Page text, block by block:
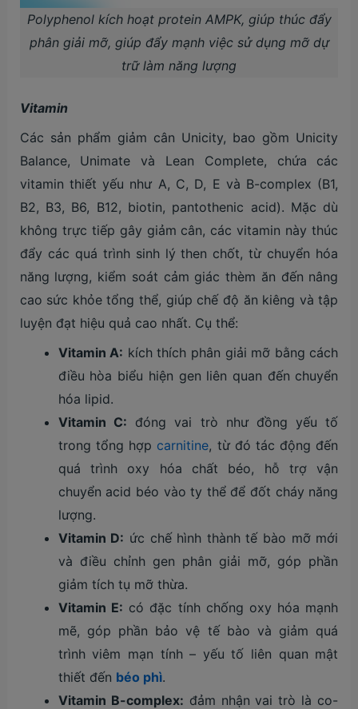
Polyphenol kích hoạt protein AMPK, giúp thúc đẩy
phân giải mỡ, giúp đẩy mạnh việc sử dụng mỡ dự
trữ làm năng lượng
Vitamin
Các sản phẩm giảm cân Unicity, bao gồm Unicity
Balance, Unimate và Lean Complete, chứa các
vitamin thiết yếu như A, C, D, E và B-complex (B1,
B2, B3, B6, B12, biotin, pantothenic acid). Mặc dù
không trực tiếp gây giảm cân, các vitamin này thúc
đẩy các quá trình sinh lý then chốt, từ chuyển hóa
năng lượng, kiểm soát cảm giác thèm ăn đến nâng
cao sức khỏe tổng thể, giúp chế độ ăn kiêng và tập
luyện đạt hiệu quả cao nhất. Cụ thể:
Vitamin A: kích thích phân giải mỡ bằng cách
điều hòa biểu hiện gen liên quan đến chuyển
hóa lipid.
Vitamin C: đóng vai trò như đồng yếu tố
trong tổng hợp carnitine, từ đó tác động đến
quá trình oxy hóa chất béo, hỗ trợ vận
chuyển acid béo vào ty thể để đốt cháy năng
lượng.
Vitamin D: ức chế hình thành tế bào mỡ mới
và điều chỉnh gen phân giải mỡ, góp phần
giảm tích tụ mỡ thừa.
Vitamin E: có đặc tính chống oxy hóa mạnh
mẽ, góp phần bảo vệ tế bào và giảm quá
trình viêm mạn tính – yếu tố liên quan mật
thiết đến béo phì.
Vitamin B-complex: đảm nhận vai trò là co-